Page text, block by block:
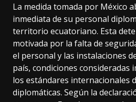
La medida tomada por México
inmediata de su personal
territorio ecuatoriano. Esta
motivada por la falta de
el personal y las instalaciones
país, condiciones consideradas
los estándares internacionales
diplomáticas. Según la